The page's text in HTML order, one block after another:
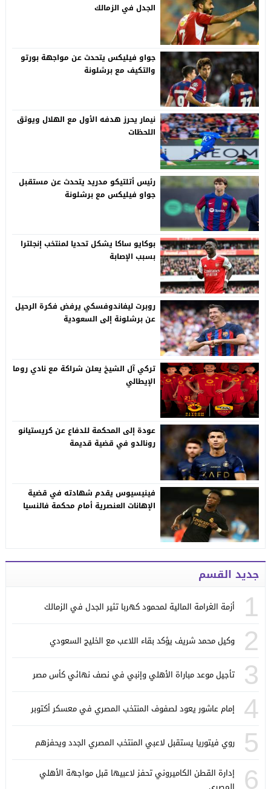
الجدل في الزمالك
جواو فيليكس يتحدث عن مواجهة بورتو
والتكيف مع برشلونة
نيمار يحرز هدفه الأول مع الهلال ويوثق
اللحظات
رئيس أتلتيكو مدريد يتحدث عن مستقبل
جواو فيليكس مع برشلونة
بوكايو ساكا يشكل تحديا لمنتخب إنجلترا
بسبب الإصابة
روبرت ليفاندوفسكي يرفض فكرة الرحيل
عن برشلونة إلى السعودية
تركي آل الشيخ يعلن شراكة مع نادي روما
الإيطالي
عودة إلى المحكمة للدفاع عن كريستيانو
رونالدو في قضية قديمة
فينيسيوس يقدم شهادته في قضية
الإهانات العنصرية أمام محكمة فالنسيا
جديد القسم
1 أزمة الغرامة المالية لمحمود كهربا تثير الجدل في الزمالك
2 وكيل محمد شريف يؤكد بقاء اللاعب مع الخليج السعودي
3 تأجيل موعد مباراة الأهلي وإنبي في نصف نهائي كأس مصر
4 إمام عاشور يعود لصفوف المنتخب المصري في معسكر أكتوبر
5 روي فيتوريا يستقبل لاعبي المنتخب المصري الجدد ويحفزهم
6
إدارة القطن الكاميروني تحفز لاعبيها قبل مواجهة الأهلي